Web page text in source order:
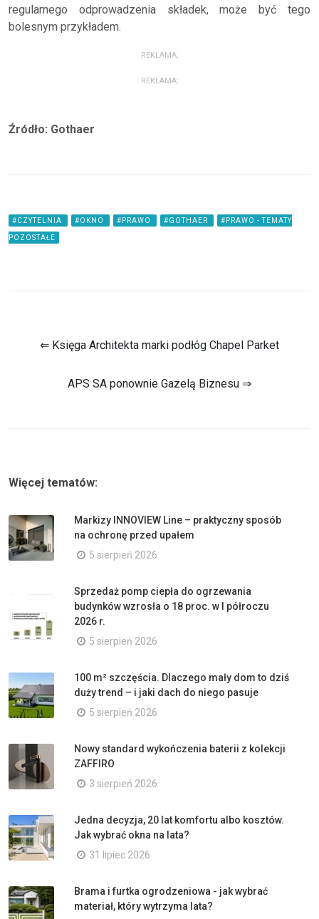
regularnego odprowadzenia składek, może być tego
bolesnym przykładem.
REKLAMA:
REKLAMA:
Źródło: Gothaer
#CZYTELNIA #OKNO #PRAWO #GOTHAER #PRAWO - TEMATY
POZOSTAŁE
⇐ Księga Architekta marki podłóg Chapel Parket
APS SA ponownie Gazelą Biznesu ⇒
Więcej tematów:
Markizy INNOVIEW Line – praktyczny sposób
na ochronę przed upałem
5 sierpień 2026
Sprzedaż pomp ciepła do ogrzewania
budynków wzrosła o 18 proc. w I półroczu
2026 r.
5 sierpień 2026
100 m² szczęścia. Dlaczego mały dom to dziś
duży trend – i jaki dach do niego pasuje
5 sierpień 2026
Nowy standard wykończenia baterii z kolekcji
ZAFFIRO
3 sierpień 2026
Jedna decyzja, 20 lat komfortu albo kosztów.
Jak wybrać okna na lata?
31 lipiec 2026
Brama i furtka ogrodzeniowa - jak wybrać
materiał, który wytrzyma lata?